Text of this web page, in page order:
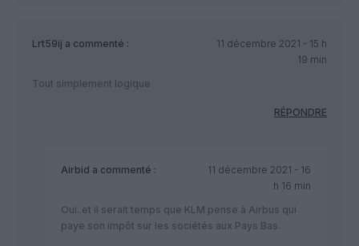
Lrt59ij a commenté :
11 décembre 2021 - 15 h
19 min
Tout simplement logique
RÉPONDRE
Airbid a commenté :
11 décembre 2021 - 16
h 16 min
Oui..et il serait temps que KLM pense à Airbus qui
paye son impôt sur les sociétés aux Pays Bas.